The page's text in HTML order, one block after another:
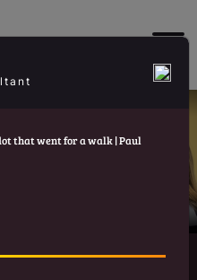
that went for a walk | Paul